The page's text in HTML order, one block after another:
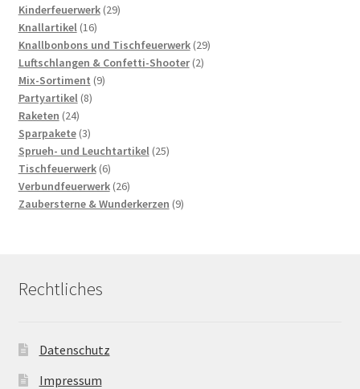
Produkte
Kinderfeuerwerk 2929
Knallartikel 1616
Produkte
Knallbonbons und Tischfeuerwerk 2929
Luftschlangen & Confetti-Shooter 22
Mix-Sortiment 99
Partyartikel 88
Raketen 2424
Produkte
Sparpakete 33
Produkte
Sprueh- und Leuchtartikel 2525
Tischfeuerwerk 66
Produkte
Verbundfeuerwerk 2626
Produkte
Zaubersterne & Wunderkerzen 99
Rechtliches
Datenschutz
Impressum